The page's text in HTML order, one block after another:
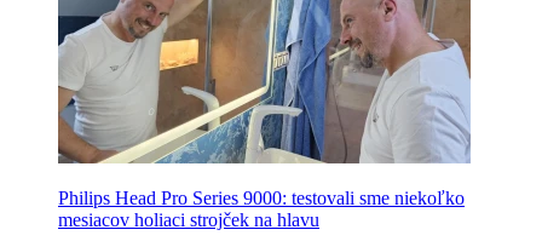
Philips Head Pro Series 9000: testovali sme niekoľko
mesiacov holiaci strojček na hlavu